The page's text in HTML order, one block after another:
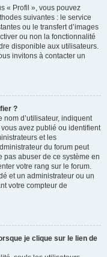
« Profil », vous pouvez
suivantes : le service
ou le transfert d’images
ou non la fonctionnalité
disponible aux utilisateurs.
invitons à contacter un
?
nom d’utilisateur, indiquent
avez publié ou identifient
et les
du forum peut
pas abuser de ce système en
votre rang sur le forum.
et un administrateur ou un
votre compteur de
je clique sur le lien de